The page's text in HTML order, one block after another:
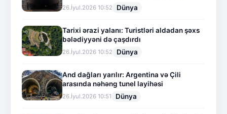
26.İyul.2026 10:52 Dünya
Tarixi ərazi yalanı: Turistləri aldadan şəxs
bələdiyyəni də çaşdırdı
26.İyul.2026 10:52 Dünya
And dağları yarılır: Argentina və Çili
arasında nəhəng tunel layihəsi
26.İyul.2026 10:51 Dünya